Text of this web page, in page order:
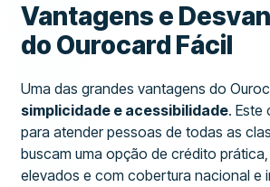
Vantagens e
do Ourocard Fácil
Uma das grandes vantagens do
simplicidade e acessibilidade. Este
para atender pessoas de todas as
buscam uma opção de crédito
elevados e com cobertura nacional e